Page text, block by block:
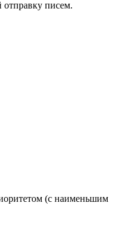
писем.
(с наименьшим